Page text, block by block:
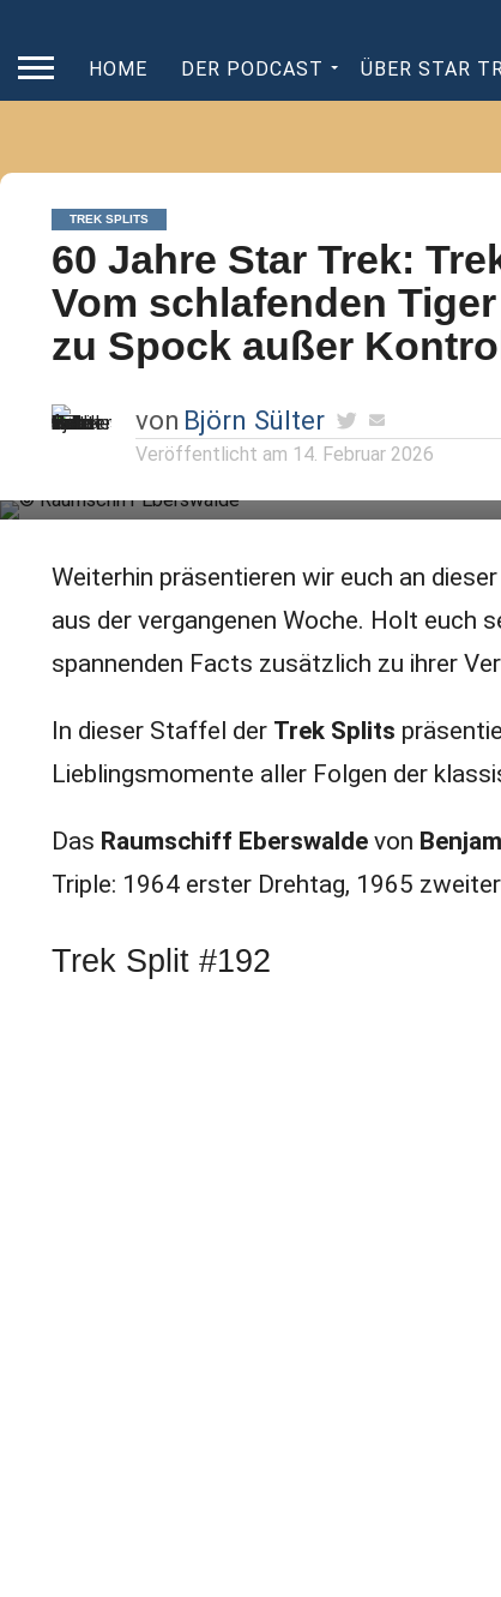
HOME DER PODCAST ÜBER STAR
TREK SPLITS
60 Jahre Star Trek:
Vom schlafenden
zu Spock außer
von Björn Sülter
Veröffentlicht am 14. Februar 2026
In der heutigen Ausgabe stellen wir euch wieder
Weiterhin präsentieren wir euch an
aus der vergangenen Woche. Holt euch
spannenden Facts zusätzlich zu ihrer
In dieser Staffel der Trek Splits
Lieblingsmomente aller Folgen der
Das Raumschiff Eberswalde von
Triple: 1964 erster Drehtag, 1965
Trek Split #192